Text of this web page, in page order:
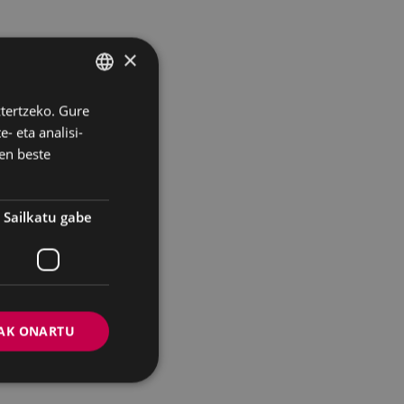
BASQUE
SPANISH
×
Gure
eta analisi-
beste
Sailkatu gabe
ONARTU